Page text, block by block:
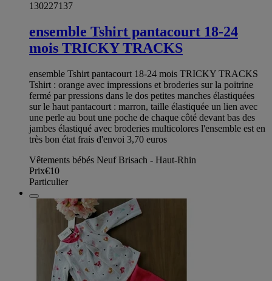
130227137
ensemble Tshirt pantacourt 18-24
mois TRICKY TRACKS
ensemble Tshirt pantacourt 18-24 mois TRICKY TRACKS
Tshirt : orange avec impressions et broderies sur la poitrine
fermé par pressions dans le dos petites manches élastiquées
sur le haut pantacourt : marron, taille élastiquée un lien avec
une perle au bout une poche de chaque côté devant bas des
jambes élastiqué avec broderies multicolores l'ensemble est en
très bon état frais d'envoi 3,70 euros
Vêtements bébés Neuf Brisach - Haut-Rhin
Prix€10
Particulier